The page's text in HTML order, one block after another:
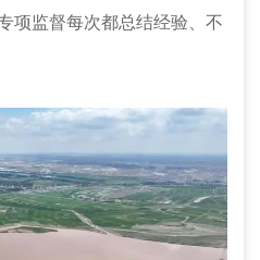
项监督每次都总结经验、不